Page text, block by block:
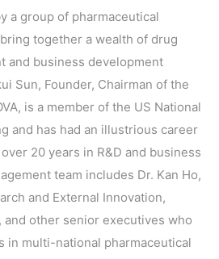
a group of pharmaceutical
together a wealth of drug
and business development
Sun, Founder, Chairman of the
is a member of the US National
and has had an illustrious career
20 years in R&D and business
team includes Dr. Kan Ho,
and External Innovation,
and other senior executives who
in multi-national pharmaceutical